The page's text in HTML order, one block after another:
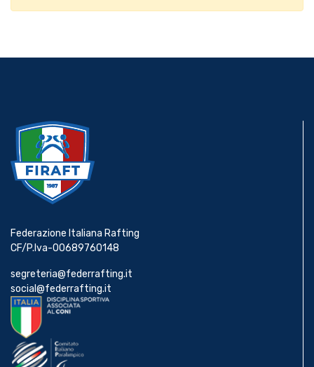
Federazione Italiana Rafting
CF/P.Iva-00689760148
segreteria@federrafting.it
social@federrafting.it